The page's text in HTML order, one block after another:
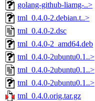
golang-github-liamg-..>
tml_0.4.0-2.debian.t..>
tml_0.4.0-2.dsc
tml_0.4.0-2_amd64.deb
tml_0.4.0-2ubuntu0.1..>
tml_0.4.0-2ubuntu0.1..>
tml_0.4.0-2ubuntu0.1..>
tml_0.4.0.orig.tar.gz